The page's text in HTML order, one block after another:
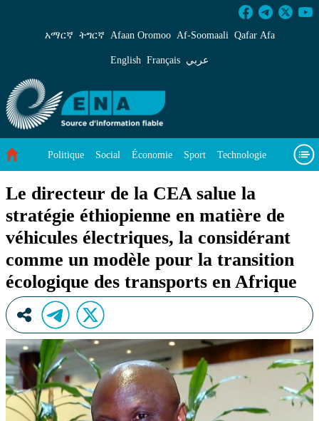
Le directeur de la CEA salue la stratégie
አማርኛ ትግርኛ Afaan Oromoo Af‑Soomaali Qafar Afa
English Français عربي
Politique Social Économie Sport Technologie
Le directeur de la CEA salue la
stratégie éthiopienne en matière de
véhicules électriques, la considérant
comme un modèle pour la transition
écologique des transports en Afrique